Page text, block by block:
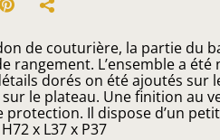
de couturière, la partie du
rangement. L’ensemble a
dorés on été ajoutés
sur le plateau. Une finition au
protection. Il dispose d’un
x L37 x P37